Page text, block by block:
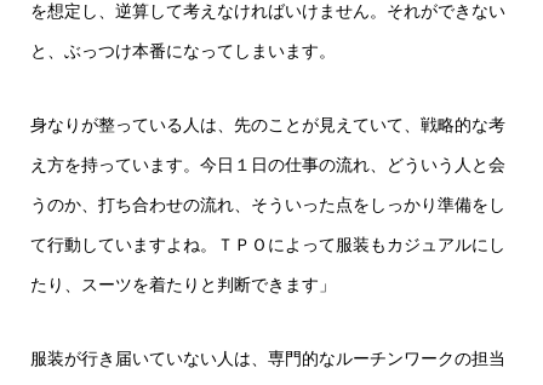
を想定し、逆算して考えなければいけません。それができない
と、ぶっつけ本番になってしまいます。
身なりが整っている人は、先のことが見えていて、戦略的な考
え方を持っています。今日１日の仕事の流れ、どういう人と会
うのか、打ち合わせの流れ、そういった点をしっかり準備をし
て行動していますよね。ＴＰＯによって服装もカジュアルにし
たり、スーツを着たりと判断できます」
服装が行き届いていない人は、専門的なルーチンワークの担当